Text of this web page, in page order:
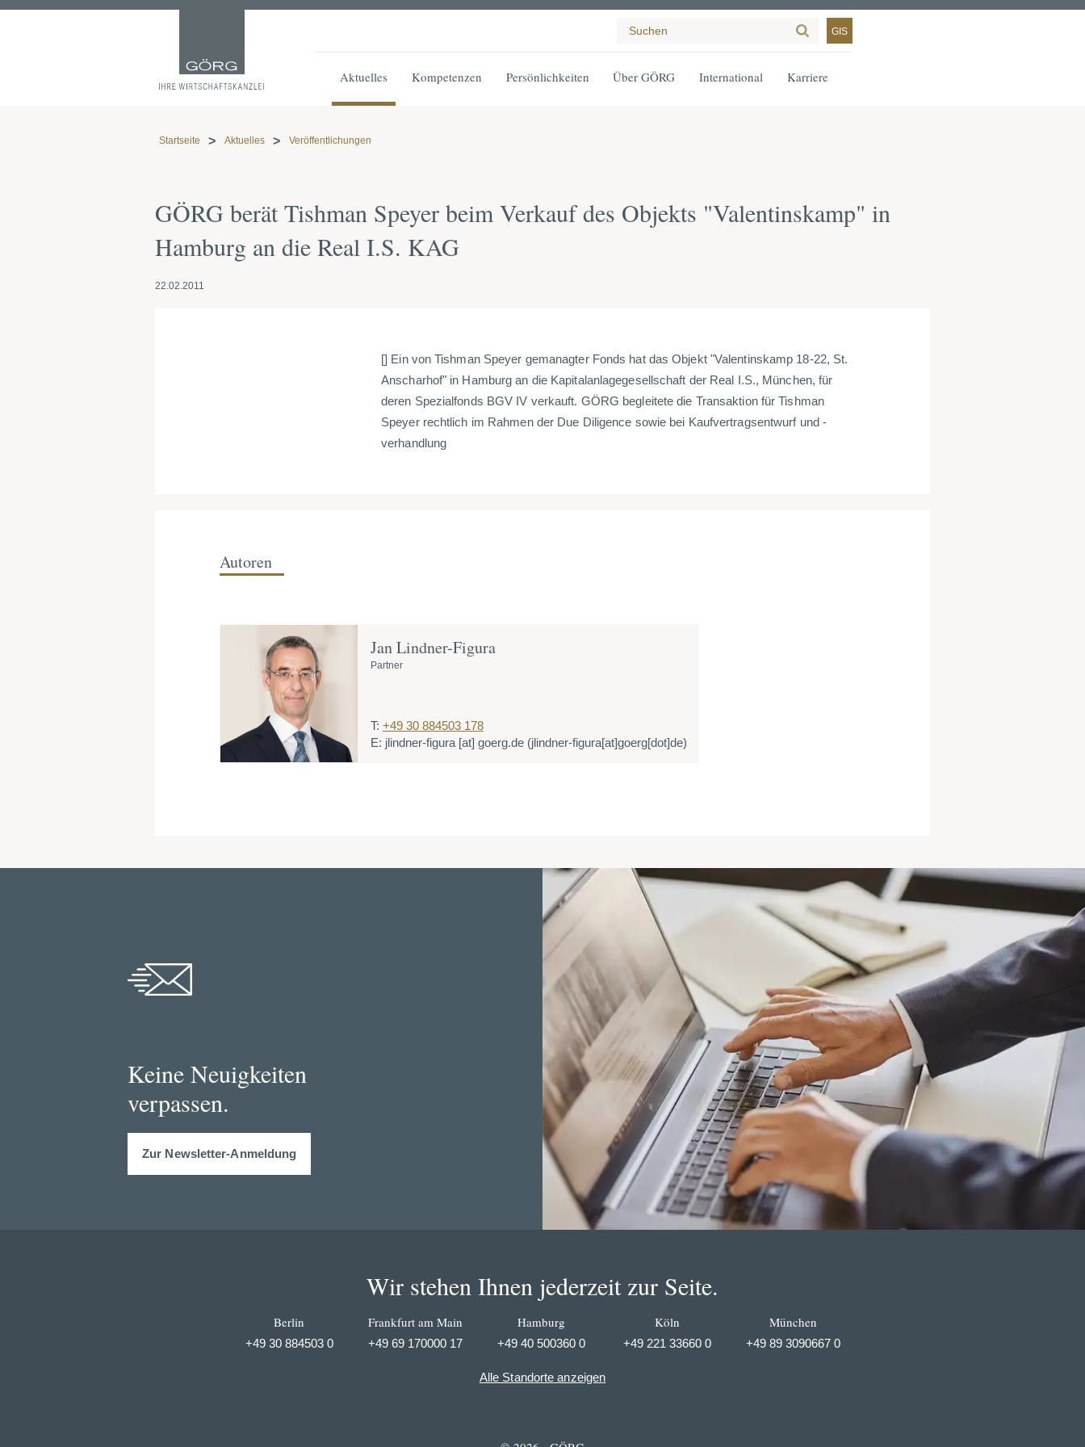
GIS
Aktuelles Kompetenzen Persönlichkeiten Über GÖRG International Karriere
Startseite Aktuelles Veröffentlichungen
GÖRG berät Tishman Speyer beim Verkauf des Objekts "Valentinskamp" in
Hamburg an die Real I.S. KAG
22.02.2011
[] Ein von Tishman Speyer gemanagter Fonds hat das Objekt "Valentinskamp 18-22, St.
Anscharhof" in Hamburg an die Kapitalanlagegesellschaft der Real I.S., München, für
deren Spezialfonds BGV IV verkauft. GÖRG begleitete die Transaktion für Tishman
Speyer rechtlich im Rahmen der Due Diligence sowie bei Kaufvertragsentwurf und -
verhandlung
Autoren
Jan Lindner-Figura
Partner
T: +49 30 884503 178
E: jlindner-figura [at] goerg.de (jlindner-figura[at]goerg[dot]de)
Keine Neuigkeiten
verpassen.
Zur Newsletter-Anmeldung
Wir stehen Ihnen jederzeit zur Seite.
Berlin
+49 30 884503 0
Frankfurt am Main
+49 69 170000 17
Hamburg
+49 40 500360 0
Köln
+49 221 33660 0
München
+49 89 3090667 0
Alle Standorte anzeigen